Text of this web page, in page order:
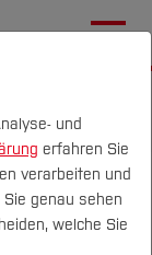
Quicklinks
und
erfahren Sie
verarbeiten und
genau sehen
welche Sie